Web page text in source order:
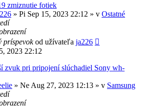
zmiznutie fotiek
» Pi Sep 15, 2023 22:12 » v Ostatné
príspevokod užívateľa ja226
2023 22:12
zvuk pri pripojení slúchadiel Sony wh-
» Ne Aug 27, 2023 12:13 » v Samsung